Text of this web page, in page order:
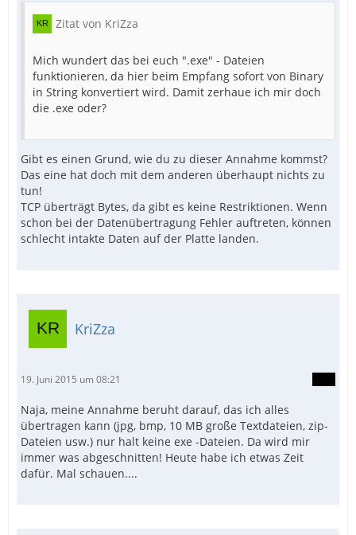
Zitat von KriZza
Mich wundert das bei euch ".exe" - Dateien
funktionieren, da hier beim Empfang sofort von Binary
in String konvertiert wird. Damit zerhaue ich mir doch
die .exe oder?
Gibt es einen Grund, wie du zu dieser Annahme kommst?
Das eine hat doch mit dem anderen überhaupt nichts zu
tun!
TCP überträgt Bytes, da gibt es keine Restriktionen. Wenn
schon bei der Datenübertragung Fehler auftreten, können
schlecht intakte Daten auf der Platte landen.
KriZza
19. Juni 2015 um 08:21
Naja, meine Annahme beruht darauf, das ich alles
übertragen kann (jpg, bmp, 10 MB große Textdateien, zip-
Dateien usw.) nur halt keine exe -Dateien. Da wird mir
immer was abgeschnitten! Heute habe ich etwas Zeit
dafür. Mal schauen....